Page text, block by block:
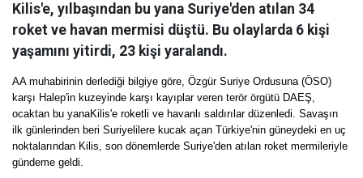
Kilis'e, yılbaşından bu yana Suriye'den atılan 34
roket ve havan mermisi düştü. Bu olaylarda 6 kişi
yaşamını yitirdi, 23 kişi yaralandı.
AA muhabirinin derlediği bilgiye göre, Özgür Suriye Ordusuna (ÖSO)
karşı Halep'in kuzeyinde karşı kayıplar veren terör örgütü DAEŞ,
ocaktan bu yanaKilis'e roketli ve havanlı saldırılar düzenledi. Savaşın
ilk günlerinden beri Suriyelilere kucak açan Türkiye'nin güneydeki en uç
noktalarından Kilis, son dönemlerde Suriye'den atılan roket mermileriyle
gündeme geldi.